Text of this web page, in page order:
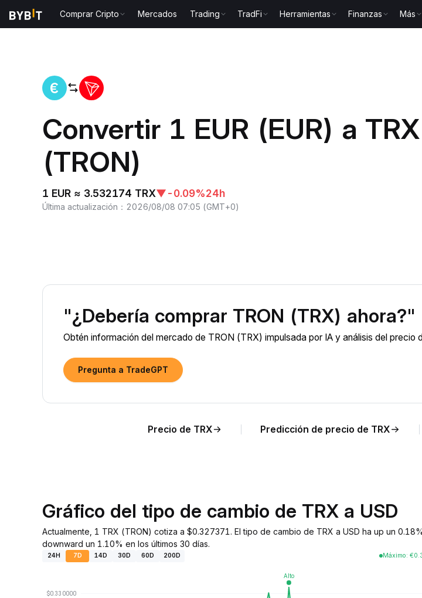
Comprar Cripto Mercados Trading TradFi Herramientas Finanzas Más
Convertir 1 EUR (EUR) a TRX
(TRON)
1 EUR ≈ 3.532174 TRX▼-0.09%24h
Última actualización ： 2026/08/08 07:05 (GMT+0)
"¿Debería comprar TRON (TRX) ahora?"
Obtén información del mercado de TRON (TRX) impulsada por IA y análisis del precio
Pregunta a TradeGPT
Precio de TRX Predicción de precio de TRX
Gráfico del tipo de cambio de TRX a USD
Actualmente, 1 TRX (TRON) cotiza a $0.327371. El tipo de cambio de TRX a USD ha up un
downward un 1.10% en los últimos 30 días.
24H 7D 14D 30D 60D 200D Máximo: €